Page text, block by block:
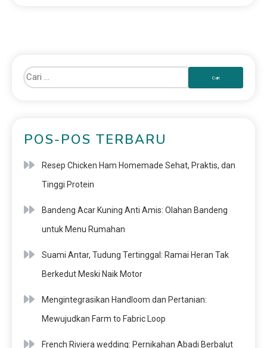
POS-POS TERBARU
Resep Chicken Ham Homemade Sehat, Praktis, dan
Tinggi Protein
Bandeng Acar Kuning Anti Amis: Olahan Bandeng
untuk Menu Rumahan
Suami Antar, Tudung Tertinggal: Ramai Heran Tak
Berkedut Meski Naik Motor
Mengintegrasikan Handloom dan Pertanian:
Mewujudkan Farm to Fabric Loop
French Riviera wedding: Pernikahan Abadi Berbalut